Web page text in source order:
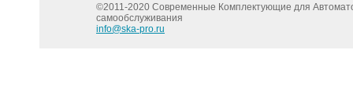
©2011-2020 Современные Комплектующие для
cамообслуживания
info@ska-pro.ru